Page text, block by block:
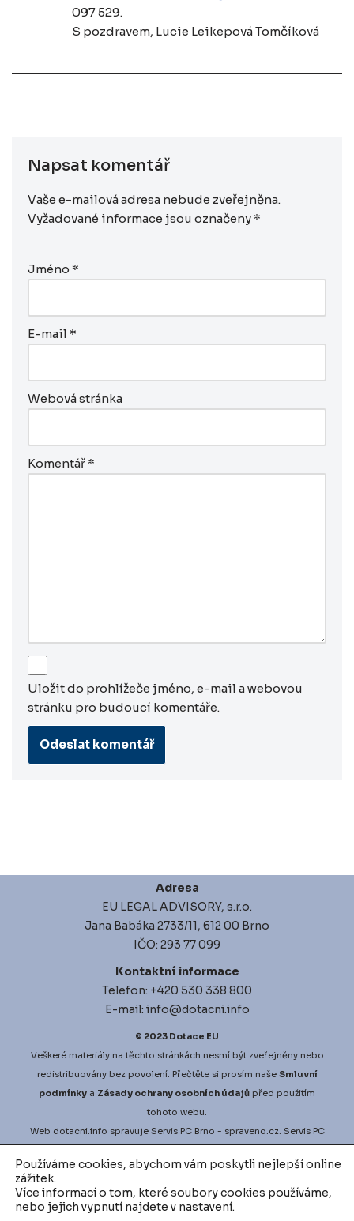
097 529.
S pozdravem, Lucie Leikepová Tomčíková
Napsat komentář
Vaše e-mailová adresa nebude zveřejněna.
Vyžadované informace jsou označeny *
Jméno *
E-mail *
Webová stránka
Komentář *
Uložit do prohlížeče jméno, e-mail a webovou
stránku pro budoucí komentáře.
Adresa
EU LEGAL ADVISORY, s.r.o.
Jana Babáka 2733/11, 612 00 Brno
IČO: 293 77 099
Kontaktní informace
Telefon: +420 530 338 800
E-mail: info@dotacni.info
© 2023 Dotace EU
Veškeré materiály na těchto stránkách nesmí být zveřejněny nebo
redistribuovány bez povolení. Přečtěte si prosím naše Smluvní
podmínky a Zásady ochrany osobních údajů před použitím
tohoto webu.
Web dotacni.info spravuje Servis PC Brno - spraveno.cz. Servis PC
nejlepší možné podmínky pro vaši zakázku.vodni-audit.cza
d igitalni-audit.cz zefektivní činnosti přesně dle vašich potřeb.
Podívejte se na další inovativní řešení v oblasti využívání datové
Používáme cookies, abychom vám poskytli nejlepší online
zážitek.
Více informací o tom, které soubory cookies používáme,
nebo jejich vypnutí najdete v nastavení.